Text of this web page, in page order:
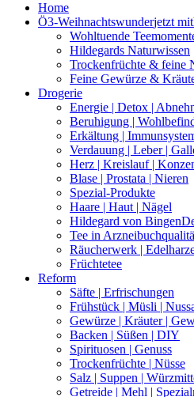
Home
Ö3-Weihnachtswunderjetzt
Wohltuende
Hildegards Naturwissen
Trockenfrüchte & feine
Feine Gewürze &
Drogerie
Energie | Detox |
Beruhigung |
Erkältung |
Verdauung | Leber |
Herz | Kreislauf |
Blase | Prostata | Nieren
Spezial-Produkte
Haare | Haut | Nägel
Hildegard von Bingen
Tee in
Räucherwerk |
Früchtetee
Reform
Säfte | Erfrischungen
Frühstück | Müsli |
Gewürze | Kräuter |
Backen | Süßen | DIY
Spirituosen | Genuss
Trockenfrüchte | Nüsse
Salz | Suppen |
Getreide | Mehl |